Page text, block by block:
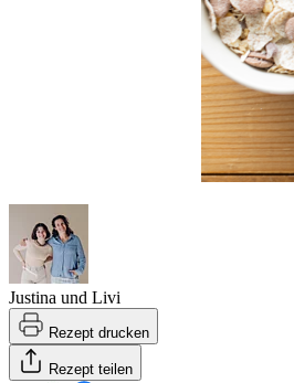
Justina und Livi
Rezept drucken
Rezept teilen